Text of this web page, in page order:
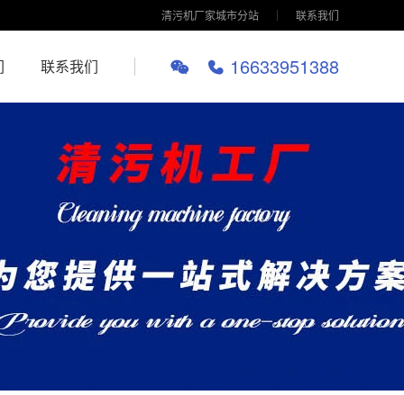
清污机厂家城市分站 联系我们
16633951388
联系我们